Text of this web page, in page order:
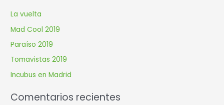
a
r
p
o
r
La vuelta
Mad Cool 2019
Paraíso 2019
Tomavistas 2019
Incubus en Madrid
Comentarios recientes